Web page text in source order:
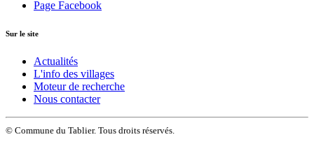
Page Facebook
Sur le site
Actualités
L'info des villages
Moteur de recherche
Nous contacter
© Commune du Tablier. Tous droits réservés.